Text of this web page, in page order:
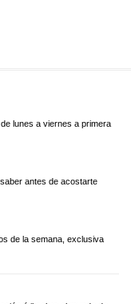
lunes a viernes a primera
antes de acostarte
de la semana, exclusiva